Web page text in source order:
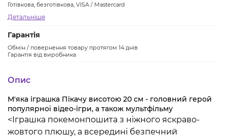
Готівкова, безготівкова, VISA / Mastercard
Детальніше
Гарантія
Обмін / повернення товару протягом 14 днів
Гарантія від виробника
Опис
М'яка іграшка Пікачу висотою 20 см - головний герой
популярної відео-ігри, а також мультфільму
<Іграшка покемонпошита з ніжного яскраво-
жовтого плюшу, а всередині безпечний